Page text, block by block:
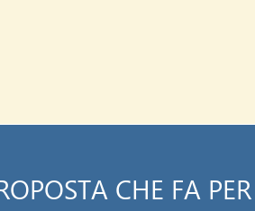
CHE FA PER